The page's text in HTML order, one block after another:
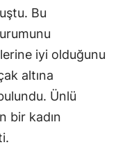
Gümüşhane
Bu
iyi olduğunu
altına
Ünlü
bir kadın